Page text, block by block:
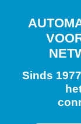
Sinds